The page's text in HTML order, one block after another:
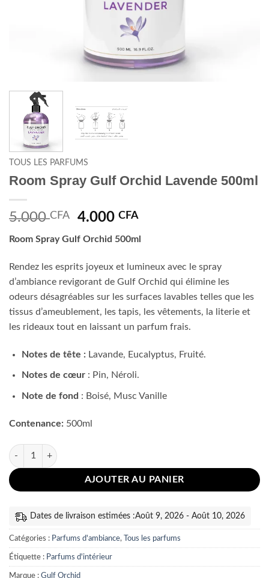
TOUS LES PARFUMS
Room Spray Gulf Orchid Lavende 500ml
5.000CFA
Le
initial
était :
5.000 CFA.
4.000CFALe
actuel
est :
4.000 CFA.
Room Spray Gulf Orchid 500ml
Rendez les esprits joyeux et lumineux avec le spray
d’ambiance revigorant de Gulf Orchid qui élimine les
odeurs désagréables sur les surfaces lavables telles que les
tissus d’ameublement, les tapis, les vêtements, la literie et
les rideaux tout en laissant un parfum frais.
Notes de tête :Lavande, Eucalyptus, Fruité.
Notes de cœur: Pin, Néroli.
Note de fond : Boisé, Musc Vanille
Contenance: 500ml
quantité de Room Spray Gulf Orchid Lavende 500ml
AJOUTER AU PANIER
Dates de livraison estimées :Août 9, 2026 - Août 10, 2026
Catégories : Parfums d'ambiance, Tous les parfums
Étiquette : Parfums d'intérieur
Marque : Gulf Orchid